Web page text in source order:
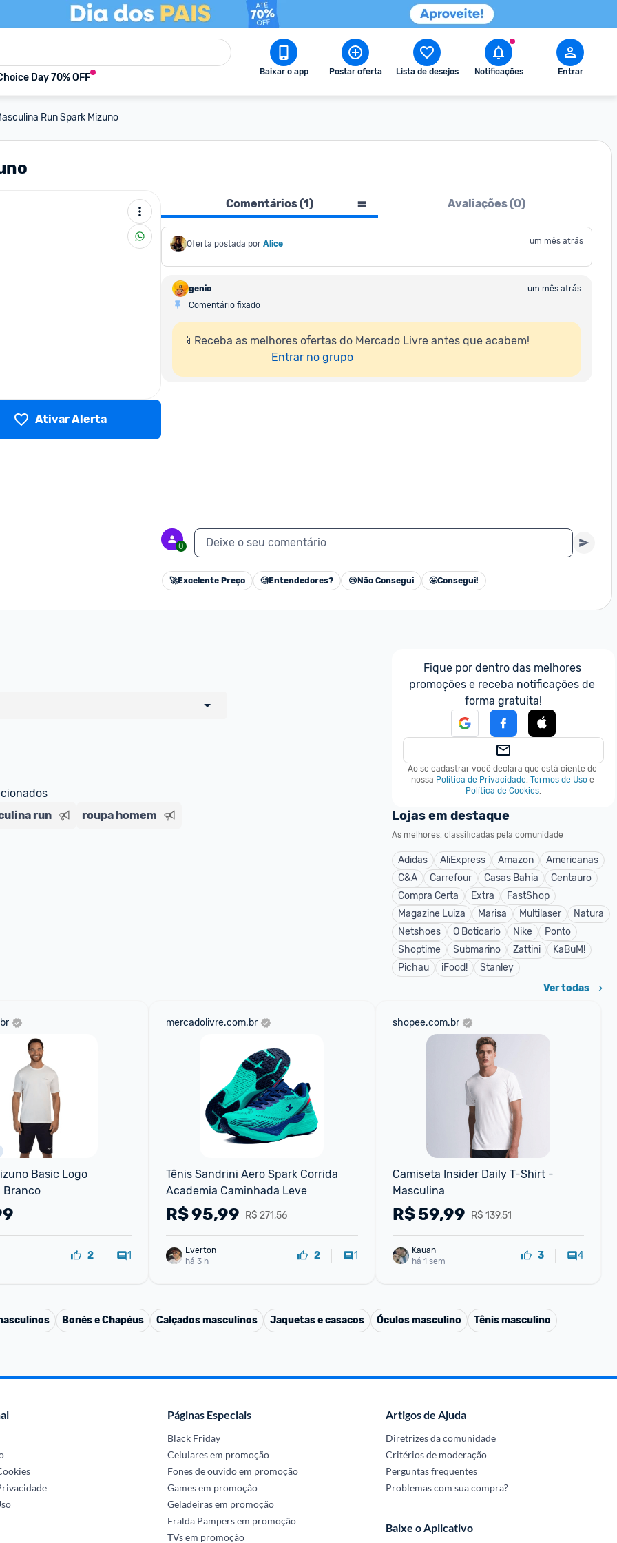
Day 70% OFF Baixar o app Postar oferta Lista de desejos Notificações Entrar
Run Spark Mizuno
Ativar Alerta
Comentários (1) Avaliações (0)
Oferta postada por Alice um mês atrás
genio
um mês atrás
Comentário fixado
📱Receba as melhores ofertas do Mercado Livre antes que acabem!
Entrar no grupo
0 Deixe o seu comentário
🚀Excelente Preço 🧐Entendedores? 😢 Não Consegui 🤩Consegui!
um marketplace, nós indicamos no
sinalizamos através da tag
run roupa homem
Fique por dentro das melhores
promoções e receba notificações de
forma gratuita!
Ao se cadastrar você declara que está ciente de
nossa Política de Privacidade, Termos de Uso e
Política de Cookies.
Lojas em destaque
As melhores, classificadas pela comunidade
Adidas AliExpress Amazon
Americanas
C&A
Carrefour Casas Bahia
Centauro
Compra Certa
Extra
FastShop
Magazine Luiza
Marisa Multilaser
Natura
Netshoes
O Boticario Nike
Ponto
Shoptime
Submarino Zattini
KaBuM!
Pichau
iFood! Stanley
Ver todas
Basic Logo
Branco
2 1
mercadolivre.com.br
Tênis Sandrini Aero Spark Corrida
Academia Caminhada Leve
R$ 271,56
R$95,99
Everton
há 3 h
2 1
shopee.com.br
Camiseta Insider Daily T-Shirt -
Masculina
R$ 139,51
R$59,99
Kauan
há 1 sem
3 4
Bonés e Chapéus Calçados masculinos Jaquetas e casacos Óculos masculino Tênis masculino
Páginas Especiais
Black Friday
Celulares em promoção
Fones de ouvido em promoção
Games em promoção
Geladeiras em promoção
Fralda Pampers em promoção
TVs em promoção
Artigos de Ajuda
Diretrizes da comunidade
Critérios de moderação
Perguntas frequentes
Problemas com sua compra?
Baixe o Aplicativo